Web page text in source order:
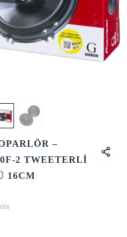
–
2 TWEETERLİ
16CM